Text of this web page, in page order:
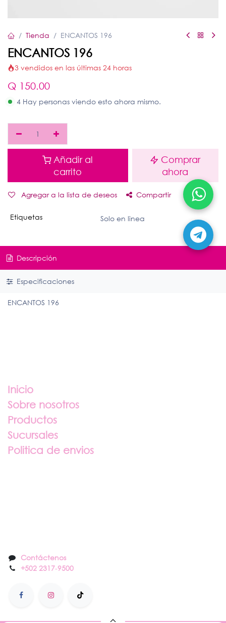
Tienda ENCANTOS 196
ENCANTOS 196
3 vendidos en las últimas 24 horas
Q 150.00
4 Hay personas viendo esto ahora mismo.
Añadir al
carrito
Comprar
ahora
Agregar a la lista de deseos Compartir
Etiquetas Solo en linea
Descripción
Especificaciones
ENCANTOS 196
Inicio
Sobre nosotros
Productos
Sucursales
Politica de envios
Contáctenos
+502 2317-9500